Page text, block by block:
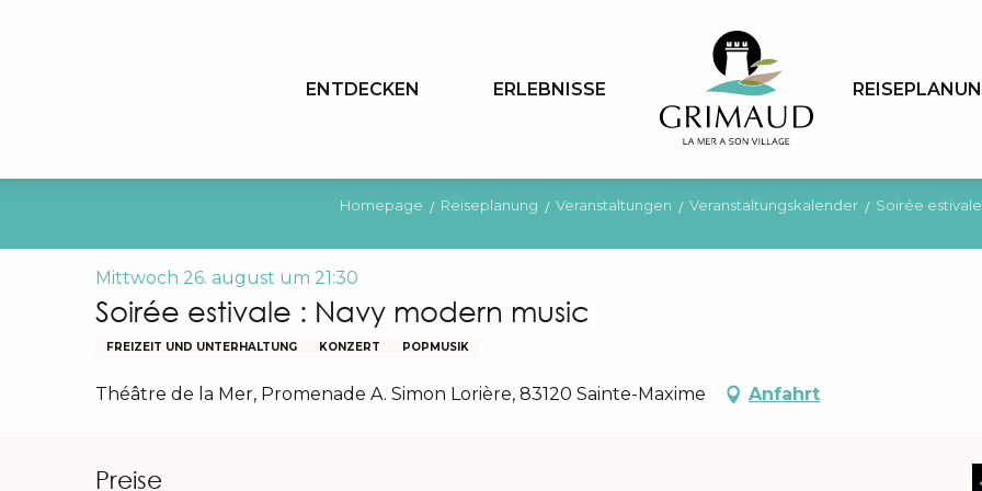
ENTDECKEN ERLEBNISSE
Homepage Reiseplanung Veranstaltungen Veranstaltungskalender Soirée
Mittwoch 26. august um 21:30
Soirée estivale : Navy modern music
FREIZEIT UND UNTERHALTUNG KONZERT POPMUSIK
Théâtre de la Mer, Promenade A. Simon Lorière, 83120 Sainte-Maxime Anfahrt
Preise